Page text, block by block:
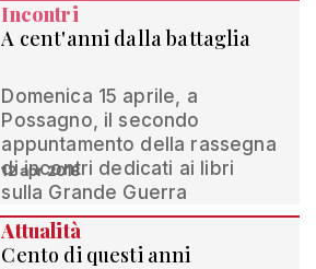
Incontri
A cent'anni dalla battaglia
Domenica 15 aprile, a
Possagno, il secondo
appuntamento della rassegna
di incontri dedicati ai libri
sulla Grande Guerra
12 apr 2018
Attualità
Cento di questi anni